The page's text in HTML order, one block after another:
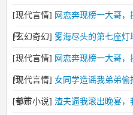
[现代言情] 网恋奔现榜一大哥，
月
[玄幻奇幻] 雾海尽头的第七座灯
[现代言情] 网恋奔现榜一大哥，
月
[现代言情] 女同学造谣我弟弟
/书熊
[都市小说] 渣夫逼我滚出晚宴，